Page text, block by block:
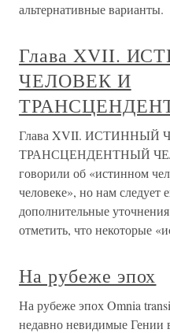
альтернативные варианты.
Глава XVII.
ЧЕЛОВЕК И
Глава XVII. ИСТИННЫЙ
ТРАНСЦЕНДЕНТНЫЙ
говорили об «истинном
человеке», но нам следует
дополнительные
отметить, что некоторые
На рубеже эпох
На рубеже эпох Omnia
недавно невидимые Гении